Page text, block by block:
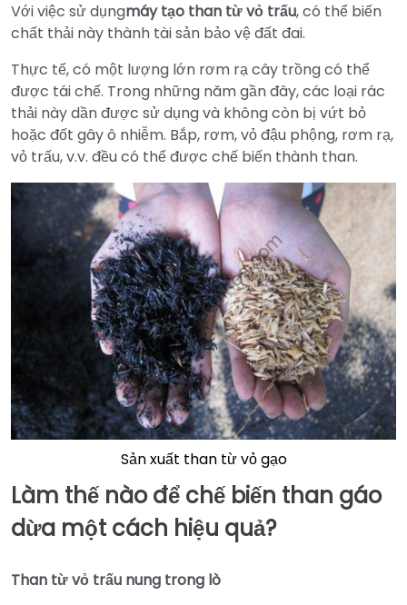
Với việc sử dụngmáy tạo than từ vỏ trấu, có thể biến
chất thải này thành tài sản bảo vệ đất đai.
Thực tế, có một lượng lớn rơm rạ cây trồng có thể
được tái chế. Trong những năm gần đây, các loại rác
thải này dần được sử dụng và không còn bị vứt bỏ
hoặc đốt gây ô nhiễm. Bắp, rơm, vỏ đậu phộng, rơm rạ,
vỏ trấu, v.v. đều có thể được chế biến thành than.
Sản xuất than từ vỏ gạo
Làm thế nào để chế biến than gáo
dừa một cách hiệu quả?
Than từ vỏ trấu nung trong lò